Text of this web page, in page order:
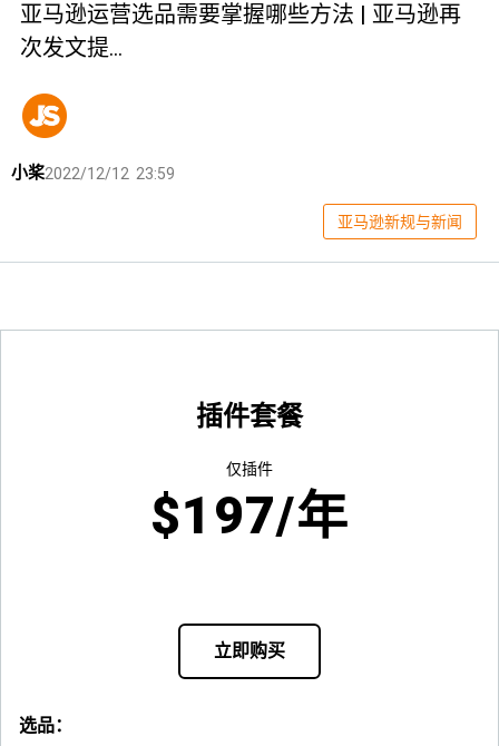
亚马逊运营选品需要掌握哪些方法 | 亚马逊再
次发文提…
小桨2022/12/12 23:59
亚马逊新规与新闻
插件套餐
仅插件
$197/年
立即购买
选品：